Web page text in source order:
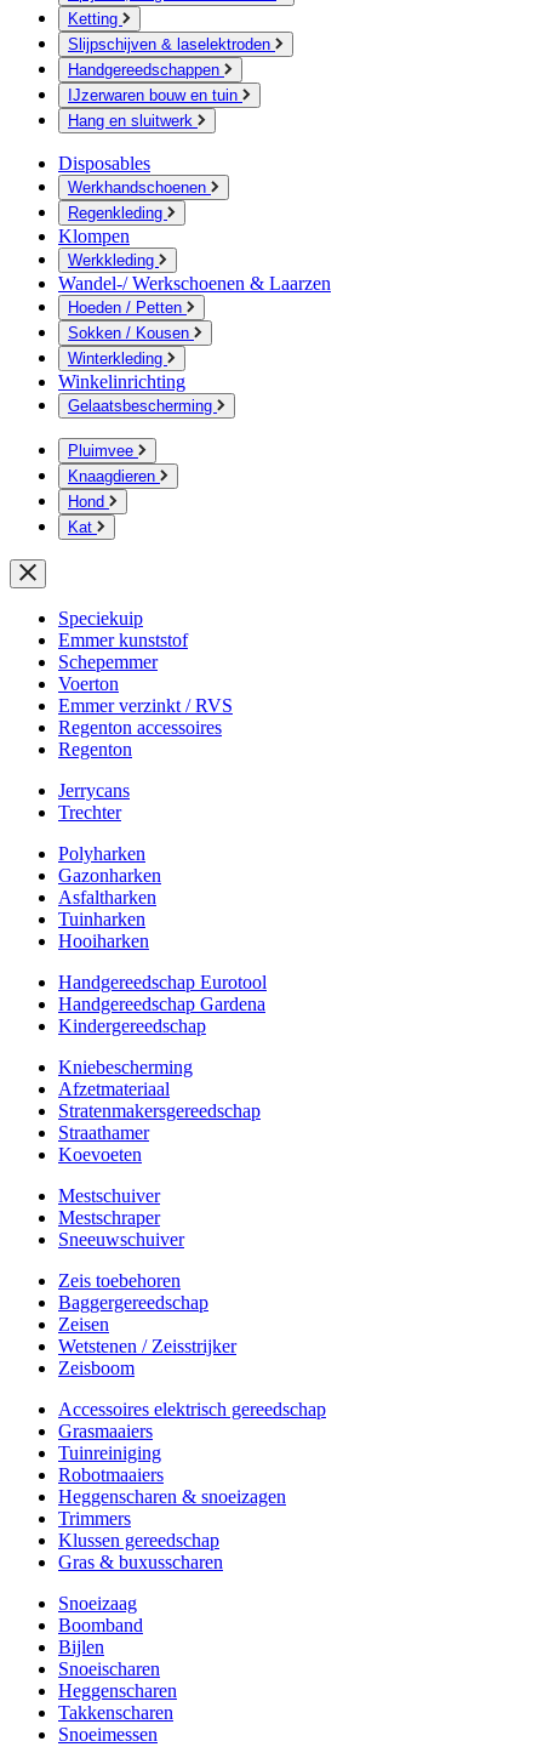
Ketting
Slijpschijven & laselektroden
Handgereedschappen
IJzerwaren bouw en tuin
Hang en sluitwerk
Disposables
Werkhandschoenen
Regenkleding
Klompen
Werkkleding
Wandel-/ Werkschoenen & Laarzen
Hoeden / Petten
Sokken / Kousen
Winterkleding
Winkelinrichting
Gelaatsbescherming
Pluimvee
Knaagdieren
Hond
Kat
Speciekuip
Emmer kunststof
Schepemmer
Voerton
Emmer verzinkt / RVS
Regenton accessoires
Regenton
Jerrycans
Trechter
Polyharken
Gazonharken
Asfaltharken
Tuinharken
Hooiharken
Handgereedschap Eurotool
Handgereedschap Gardena
Kindergereedschap
Kniebescherming
Afzetmateriaal
Stratenmakersgereedschap
Straathamer
Koevoeten
Mestschuiver
Mestschraper
Sneeuwschuiver
Zeis toebehoren
Baggergereedschap
Zeisen
Wetstenen / Zeisstrijker
Zeisboom
Accessoires elektrisch gereedschap
Grasmaaiers
Tuinreiniging
Robotmaaiers
Heggenscharen & snoeizagen
Trimmers
Klussen gereedschap
Gras & buxusscharen
Snoeizaag
Boomband
Bijlen
Snoeischaren
Heggenscharen
Takkenscharen
Snoeimessen